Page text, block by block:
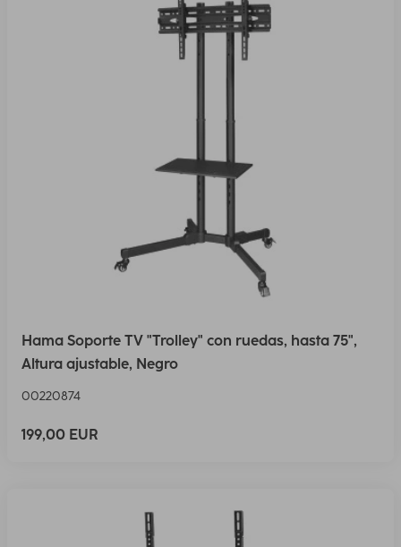
Hama Soporte TV "Trolley" con ruedas, hasta 75",
Altura ajustable, Negro
00220874
199,00 EUR